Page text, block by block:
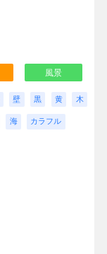
風景
壁 黒 黄 木
海 カラフル